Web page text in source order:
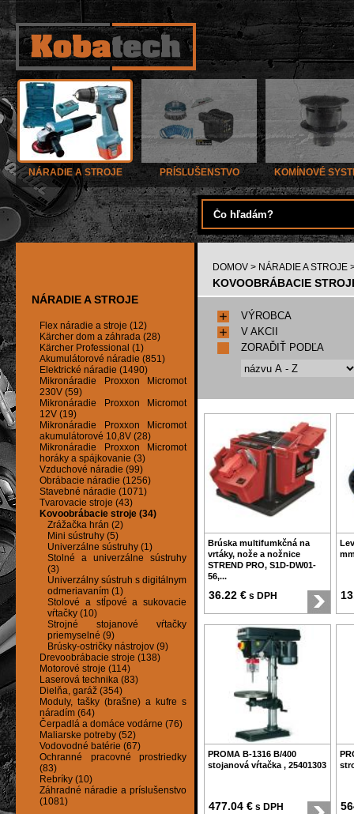
NÁRADIE A STROJE PRÍSLUŠENSTVO KOMÍNOVÉ
NÁRADIE A STROJE
Flex náradie a stroje (12)
Kärcher dom a záhrada (28)
Kärcher Professional (1)
Akumulátorové náradie (851)
Elektrické náradie (1490)
Mikronáradie Proxxon Micromot
230V (59)
Mikronáradie Proxxon Micromot
12V (19)
Mikronáradie Proxxon Micromot
akumulátorové 10,8V (28)
Mikronáradie Proxxon Micromot
horáky a spájkovanie (3)
Vzduchové náradie (99)
Obrábacie náradie (1256)
Stavebné náradie (1071)
Tvarovacie stroje (43)
Kovoobrábacie stroje (34)
Zrážačka hrán (2)
Mini sústruhy (5)
Univerzálne sústruhy (1)
Stolné a univerzálne sústruhy
(3)
Univerzálny sústruh s digitálnym
odmeriavaním (1)
Stolové a stĺpové a sukovacie
vŕtačky (10)
Strojné stojanové vŕtačky
priemyselné (9)
Brúsky-ostričky nástrojov (9)
Drevoobrábacie stroje (138)
Motorové stroje (114)
Laserová technika (83)
Dielňa, garáž (354)
Moduly, tašky (brašne) a kufre s
náradím (64)
Čerpadlá a domáce vodárne (76)
Maliarske potreby (52)
Vodovodné batérie (67)
Ochranné pracovné prostriedky
(83)
Rebríky (10)
Záhradné náradie a príslušenstvo
(1081)
DOMOV > NÁRADIE A STROJE
KOVOOBRÁBACIE
VÝROBCA
V AKCII
ZORAĎIŤ PODĽA
Brúska multifumkčná na
vrtáky, nože a nožnice
STREND PRO, S1D-DW01-
56,...
36.22 € s DPH
PROMA B-1316 B/400
stojanová vŕtačka , 25401303
477.04 € s DPH